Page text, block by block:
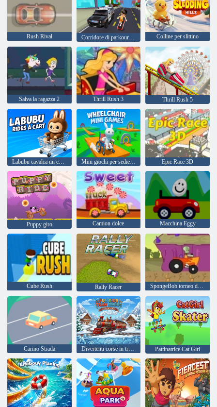
Rush Rival Corridore di parkour 3D Colline per slittino
Salva la ragazza 2 Thrill Rush 3 Thrill Rush 5
Labubu cavalca un carro Mini giochi per sedie a rotelle Epic Race 3D
Puppy giro Camion dolce Macchina Eggy
Cube Rush Rally Racer SpongeBob torneo di corse
Carino Strada Divertenti corse in treno per bambini Pattinatrice Cat Girl